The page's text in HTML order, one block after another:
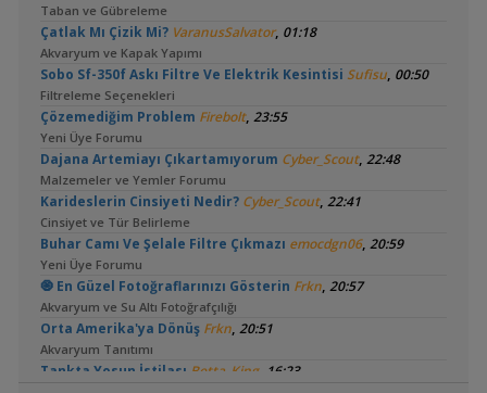
Budama Sonrası:
Mevcud Hali:
Taban ve Gübreleme
Çatlak Mı Çizik Mi? VaranusSalvator, 01:18
Akvaryum ve Kapak Yapımı
Sobo Sf-350f Askı Filtre Ve Elektrik Kesintisi Sufisu, 00:50
Filtreleme Seçenekleri
Çözemediğim Problem Firebolt, 23:55
Yeni Üye Forumu
Dajana Artemiayı Çıkartamıyorum Cyber_Scout, 22:48
Malzemeler ve Yemler Forumu
Karideslerin Cinsiyeti Nedir? Cyber_Scout, 22:41
Cinsiyet ve Tür Belirleme
Buhar Camı Ve Şelale Filtre Çıkmazı emocdgn06, 20:59
Yeni Üye Forumu
🧿 En Güzel Fotoğraflarınızı Gösterin Frkn, 20:57
Akvaryum ve Su Altı Fotoğrafçılığı
Orta Amerika'ya Dönüş Frkn, 20:51
Akvaryum Tanıtımı
Tankta Yosun İstilası Betta_King, 16:23